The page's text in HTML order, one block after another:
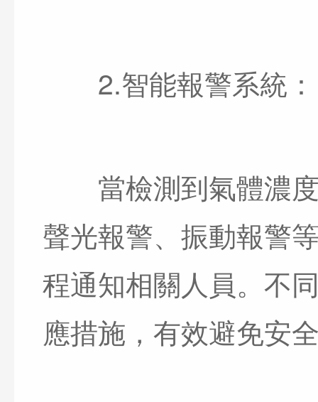
2.智能報警系統：
當檢測到氣體濃度
聲光報警、振動報警
程通知相關人員。不
應措施，有效避免安